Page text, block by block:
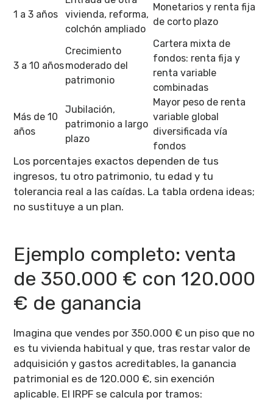
1 a 3 años
vivienda, reforma,
colchón ampliado
Monetarios y renta fija
de corto plazo
3 a 10 años
Crecimiento
moderado del
patrimonio
Cartera mixta de
fondos: renta fija y
renta variable
combinadas
Más de 10
años
Jubilación,
patrimonio a largo
plazo
Mayor peso de renta
variable global
diversificada vía
fondos
Los porcentajes exactos dependen de tus
ingresos, tu otro patrimonio, tu edad y tu
tolerancia real a las caídas. La tabla ordena ideas;
no sustituye a un plan.
Ejemplo completo: venta
de 350.000 € con 120.000
€ de ganancia
Imagina que vendes por 350.000 € un piso que no
es tu vivienda habitual y que, tras restar valor de
adquisición y gastos acreditables, la ganancia
patrimonial es de 120.000 €, sin exención
aplicable. El IRPF se calcula por tramos: